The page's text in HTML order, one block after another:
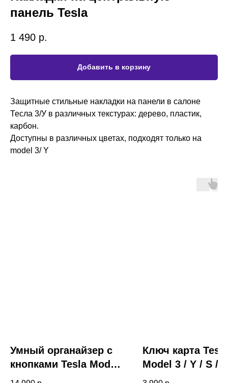
панель Tesla
1 490 р.
Добавить в корзину
Защитные стильные накладки на панели в салоне
Тесла 3/У в различных текстурах: дерево, пластик,
карбон.
Доступны в различных цветах, подходят только на
model 3/ Y
Умный органайзер с
кнопками Tesla Model
3/Y
Ключ карта Tesla
Model 3 / Y / S / X